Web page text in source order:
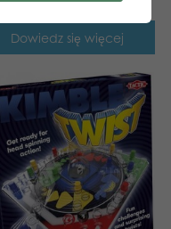
Dowiedz się więcej